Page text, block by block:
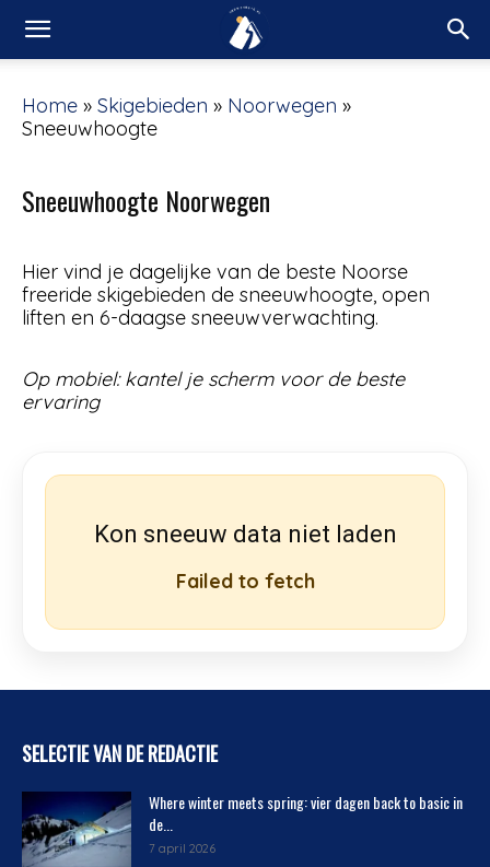
Home » Skigebieden » Noorwegen »
Sneeuwhoogte
Sneeuwhoogte Noorwegen
Hier vind je dagelijke van de beste Noorse
freeride skigebieden de sneeuwhoogte, open
liften en 6-daagse sneeuwverwachting.
Op mobiel: kantel je scherm voor de beste
ervaring
Kon sneeuw data niet laden
Failed to fetch
SELECTIE VAN DE REDACTIE
Where winter meets spring: vier dagen back to basic in
de...
7 april 2026